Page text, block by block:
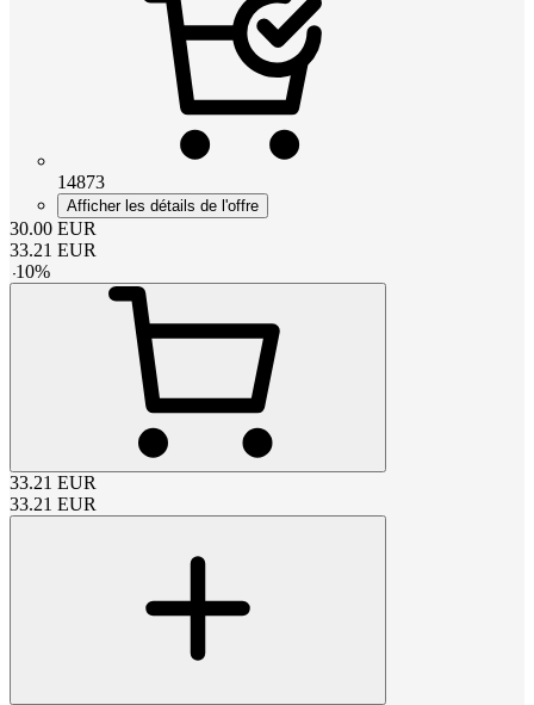
14873
Afficher les détails de l'offre
30.00 EUR
33.21 EUR
-10%
33.21 EUR
33.21 EUR